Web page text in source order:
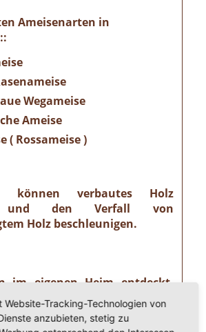
Ameisenarten in
Wegameise
Ameise
( Rossameise )
können verbautes Holz
und den Verfall von
Holz beschleunigen.
im eigenen Heim entdeckt,
ernst nehmen. Einige
sind nämlich Vorrats- und
von denen ein nicht zu
Website-Tracking-Technologien von
anzubieten, stetig zu